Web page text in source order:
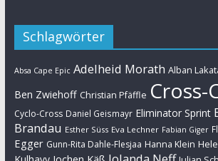
Schlagwörter
Absa Cape Epic Adelheid Morath Alban
Ben Zwiehoff Christian Pfäffle Cross-
Cyclo-Cross Daniel Geismayr Eliminator Sprint
Brandau Esther Süss Eva Lechner Fabian Giger
Egger Gunn-Rita Dahle-Flesjaa Hanna Klein